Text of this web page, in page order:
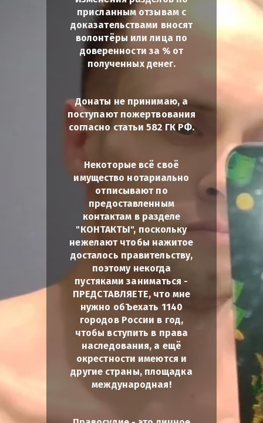
присланным отзывам с
доказательствами вносят
волонтёры или лица по
доверенности за % от
полученных денег.
Донаты не принимаю, а
поступают пожертвования
согласно статьи 582 ГК РФ.
Некоторые всё своё
имущество нотариально
отписывают по
предоставленным
контактам в разделе
"КОНТАКТЫ", поскольку
нежелают чтобы нажитое
досталось правительству,
поэтому некогда
пустяками заниматься -
ПРЕДСТАВЛЯЕТЕ, что мне
нужно обЪехать 1140
городов России в год,
чтобы вступить в права
наследования, а ещё
окрестности имеются и
другие страны, площадка
международная!